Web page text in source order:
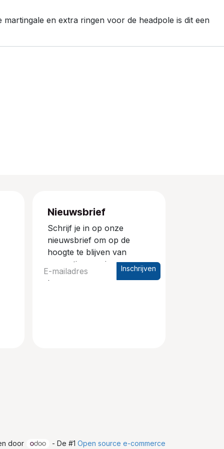
en extra ringen voor de headpole is dit een
Nieuwsbrief
Schrijf je in op onze
nieuwsbrief om op de
hoogte te blijven van
promoties en nieuwe
producten.
Inschrijven
door - De #1 Open source e-commerce